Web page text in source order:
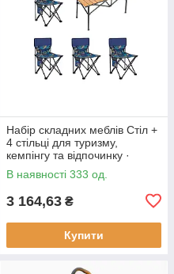
Набір складних меблів Стіл +
4 стільці для туризму,
кемпінгу та відпочинку ·
Металевий каркас
В наявності 333 од.
3 164,63 ₴
Купити